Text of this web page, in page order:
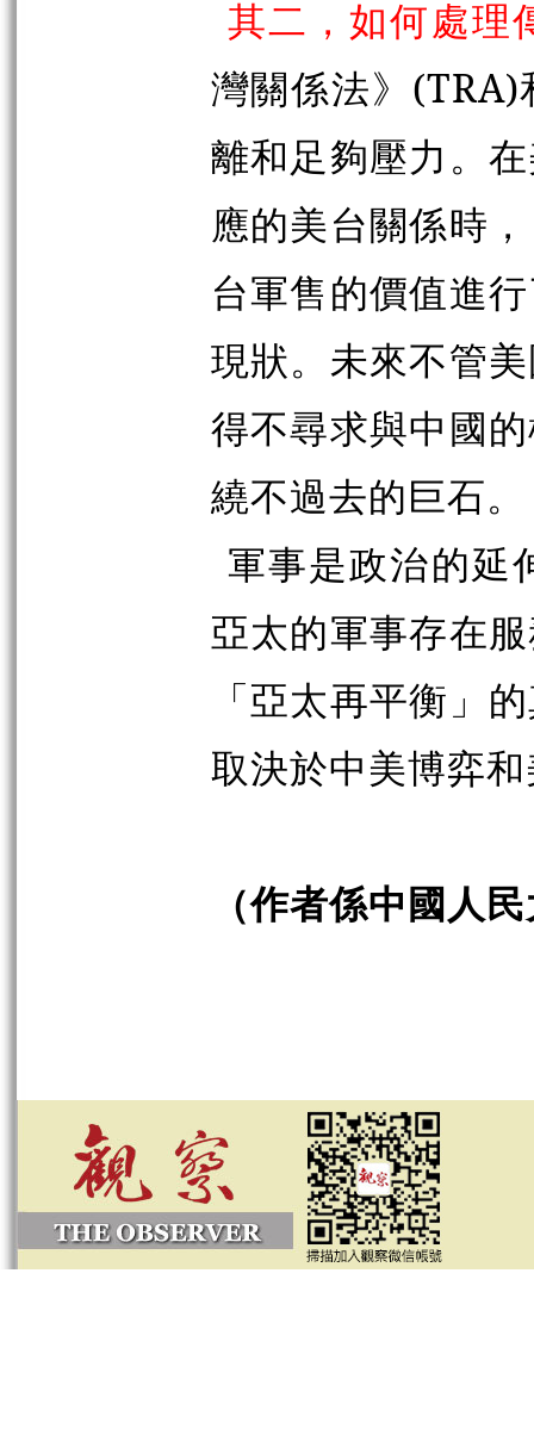
其二，如何處理
灣關係法》
離和足夠壓力。
應的美台關係時
台軍售的價值進
現狀。未來不管
得不尋求與中國
繞不過去的巨石。
軍事是政治的延
亞太的軍事存在
「亞太再平衡」
取決於中美博弈
（作者係中國人